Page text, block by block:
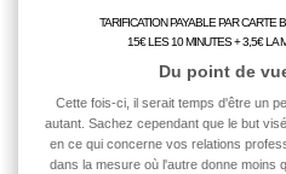
TARIFICATION PAYABLE PAR CARTE
15€ LES 10 MINUTES + 3,5€ LA
Du point de
Cette fois-ci, il serait temps d'être un
autant. Sachez cependant que le but
en ce qui concerne vos relations
dans la mesure où l'autre donne moins